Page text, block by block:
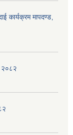
कार्यक्रम मापदण्ड,
२०८२